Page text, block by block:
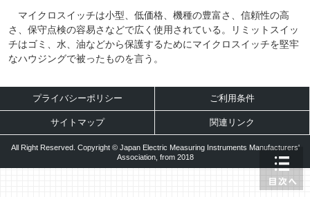
マイクロスイッチは小型、低価格、機種の豊富さ、信頼性の高
さ、保守点検の容易さなどで広く使用されている。リミットスイッ
チはゴミ、水、油などから保護するためにマイクロスイッチを堅牢
なハウジングで被ったものを言う。
プライバシーポリシー ご利用条件
サイトマップ 関連リンク
All Right Reserved. Copyright © Japan Electric Measuring Instruments Manufacturers'
Association, from 2018